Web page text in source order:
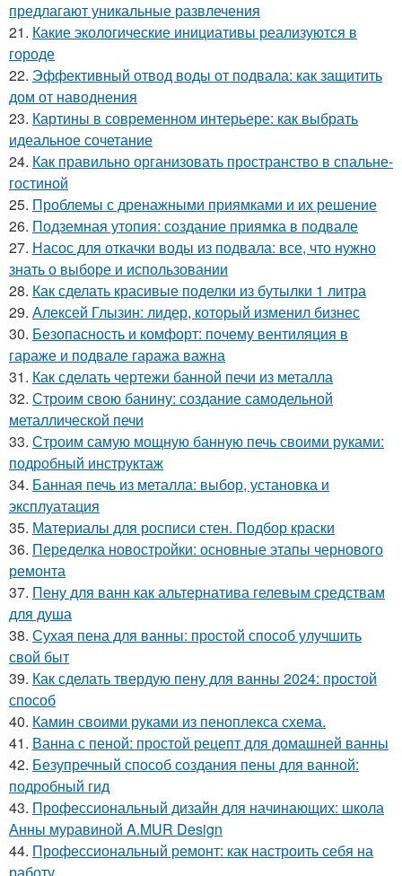
предлагают уникальные развлечения
21. Какие экологические инициативы реализуются в
городе
22. Эффективный отвод воды от подвала: как защитить
дом от наводнения
23. Картины в современном интерьере: как выбрать
идеальное сочетание
24. Как правильно организовать пространство в спальне-
гостиной
25. Проблемы с дренажными приямками и их решение
26. Подземная утопия: создание приямка в подвале
27. Насос для откачки воды из подвала: все, что нужно
знать о выборе и использовании
28. Как сделать красивые поделки из бутылки 1 литра
29. Алексей Глызин: лидер, который изменил бизнес
30. Безопасность и комфорт: почему вентиляция в
гараже и подвале гаража важна
31. Как сделать чертежи банной печи из металла
32. Строим свою банину: создание самодельной
металлической печи
33. Строим самую мощную банную печь своими руками:
подробный инструктаж
34. Банная печь из металла: выбор, установка и
эксплуатация
35. Материалы для росписи стен. Подбор краски
36. Переделка новостройки: основные этапы чернового
ремонта
37. Пену для ванн как альтернатива гелевым средствам
для душа
38. Сухая пена для ванны: простой способ улучшить
свой быт
39. Как сделать твердую пену для ванны 2024: простой
способ
40. Камин своими руками из пеноплекса схема.
41. Ванна с пеной: простой рецепт для домашней ванны
42. Безупречный способ создания пены для ванной:
подробный гид
43. Профессиональный дизайн для начинающих: школа
Анны муравиной A.MUR Design
44. Профессиональный ремонт: как настроить себя на
работу